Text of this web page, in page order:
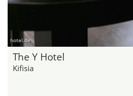
hotel.de
The Y Hotel
Kifisia